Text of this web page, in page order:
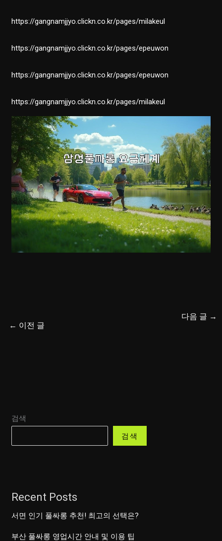
https://gangnamjjyo.clickn.co.kr/pages/milakeul
https://gangnamjjyo.clickn.co.kr/pages/epeuwon
https://gangnamjjyo.clickn.co.kr/pages/epeuwon
https://gangnamjjyo.clickn.co.kr/pages/milakeul
← 이전 글
다음 글 →
검색
검색
Recent Posts
서면 인기 풀싸롱 추천! 최고의 선택은?
부산 풀싸롱 영업시간 안내 및 이용 팁